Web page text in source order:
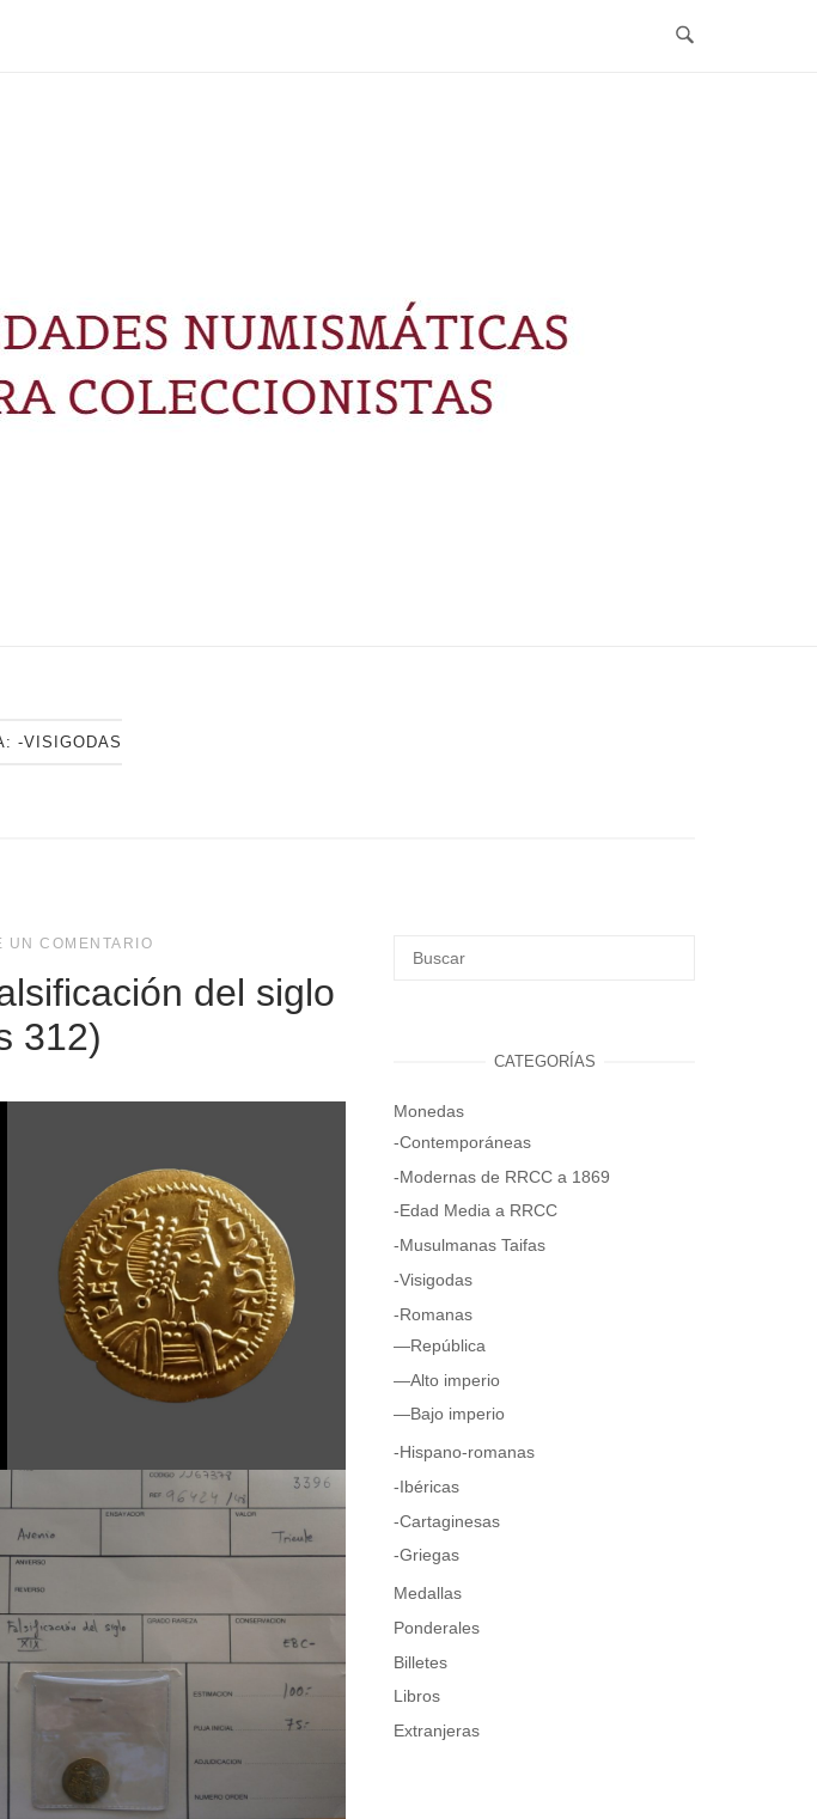
-VISIGODAS
UN COMENTARIO
del siglo
312)
CATEGORÍAS
Monedas
-Contemporáneas
-Modernas de RRCC a 1869
-Edad Media a RRCC
-Musulmanas Taifas
-Visigodas
-Romanas
—República
—Alto imperio
—Bajo imperio
-Hispano-romanas
-Ibéricas
-Cartaginesas
-Griegas
Medallas
Ponderales
Billetes
Libros
Extranjeras